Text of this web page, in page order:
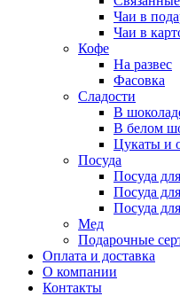
Чаи в
Чаи в
Кофе
На развес
Фасовка
Сладости
В
В белом
Цукаты и
Посуда
Посуда
Посуда
Посуда
Мед
Подарочные
Оплата и доставка
О компании
Контакты